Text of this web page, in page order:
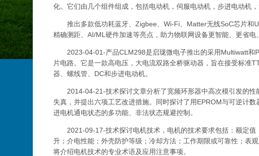
化。它们由几个组件组成，包括电动机，伺服电动机，步进电动机
推出多款低功耗蓝牙、Zigbee、Wi-Fi、Matter无线SoC芯片和
精确测距、AI/ML硬件加速等亮点，助力物联网设备更智能、更省电
2023-04-01-产品CLM298是启珑微电子推出的采用Multiwatt和
片电路。它是一款高电压，大电流双路全桥驱动器，旨在接受标准
器、螺线管、DC和步进电动机。
2014-04-21-技术探讨文章分析了宽频环形器中高次模引发的性
失真，并提出六项工艺改进措施。同时探讨了用EPROM与可逆计
进电机通电状态的多功能、非法状态规避控制。
2021-09-17-技术探讨电机技术，电机的技术要求包括：额定值
升；介电性能；外壳防护等级；冷却方法；工作期限或可靠性；表
将介绍电机技术的专业术语及应用注意事项。